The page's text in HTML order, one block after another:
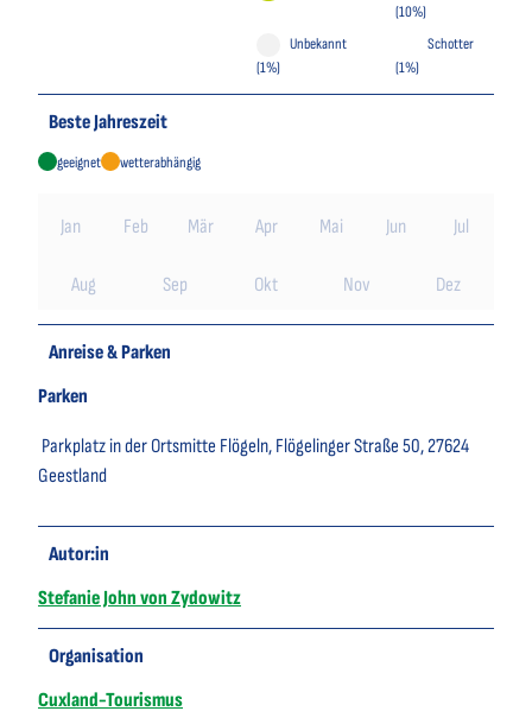
(10%)
Unbekannt
(1%)
Schotter
(1%)
Beste Jahreszeit
geeignet wetterabhängig
Jan Feb Mär Apr Mai Jun Jul
Aug Sep Okt Nov Dez
Anreise & Parken
Parken
Parkplatz in der Ortsmitte Flögeln, Flögelinger Straße 50, 27624
Geestland
Autor:in
Stefanie John von Zydowitz
Organisation
Cuxland-Tourismus